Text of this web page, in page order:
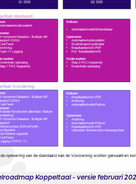
Koppeltaal - versie februari